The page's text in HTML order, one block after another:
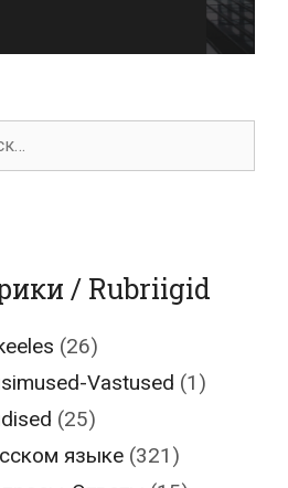
/ Rubriigid
(26)
Vastused (1)
(25)
языке (321)